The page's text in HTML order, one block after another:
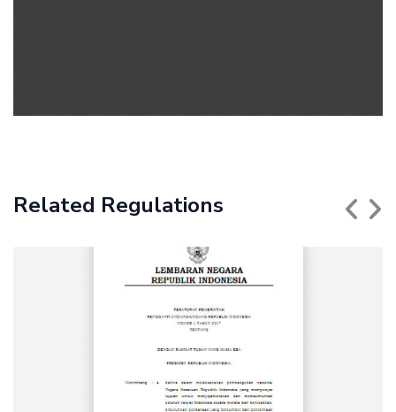
Related Regulations